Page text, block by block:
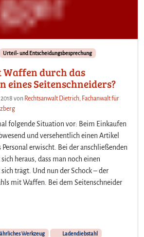
Urteil- und Entscheidungsbesprechung
durch das
eines Seitenschneiders?
von Rechtsanwalt Dietrich, Fachanwalt für
folgende Situation vor: Beim Einkaufen
und versehentlich einen Artikel
erwischt. Bei der anschließenden
heraus, dass man noch einen
trägt. Und nun der Schock – der
mit Waffen. Bei dem Seitenschneider
Werkzeug
Ladendiebstahl